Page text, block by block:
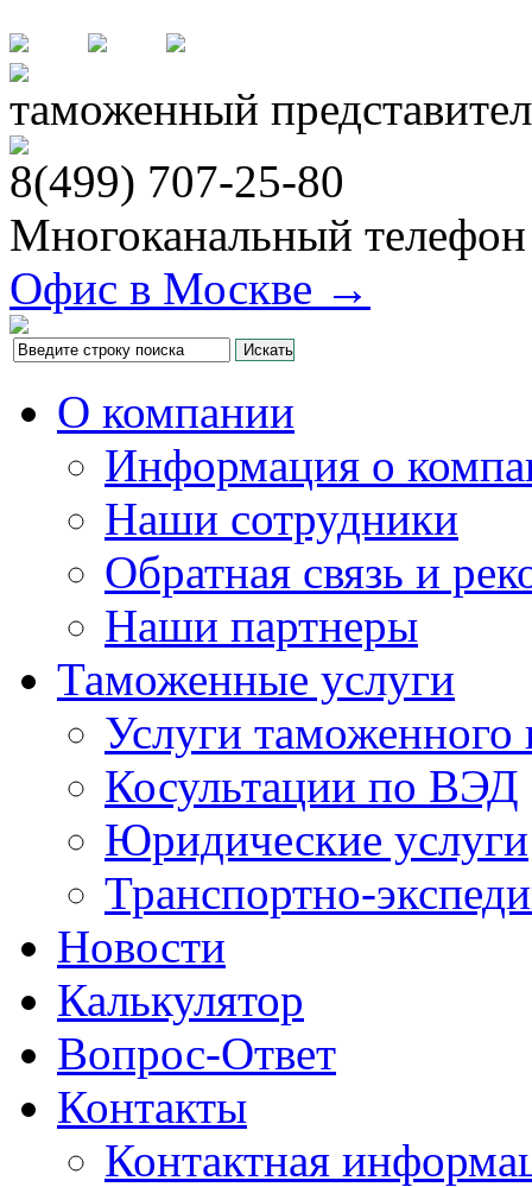
таможенный
8(499) 707-25-80
Многоканальный
Офис в Москве →
О компании
Информация о
Наши сотрудники
Обратная связь и
Наши партнеры
Таможенные услуги
Услуги таможенного
Косультации по ВЭД
Юридические услуги
Транспортно-
Новости
Калькулятор
Вопрос-Ответ
Контакты
Контактная